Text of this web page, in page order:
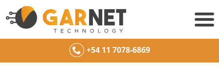
+54 11 7078-6869